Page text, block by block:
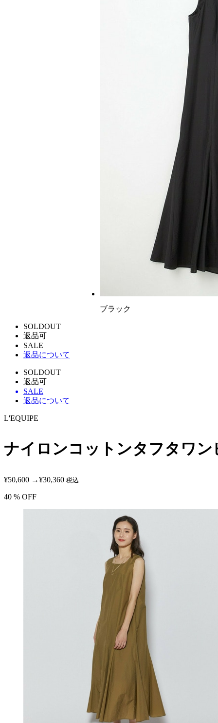
ブラック
SOLDOUT
返品可
SALE
返品について
SOLDOUT
返品可
SALE
返品について
L'EQUIPE
ナイロンコットンタフタワン
¥50,600 →¥30,360 税込
40 % OFF